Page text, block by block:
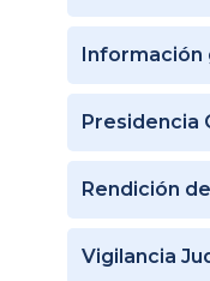
Información
Presidencia
Rendición
Vigilancia